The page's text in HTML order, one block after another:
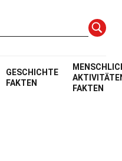
GESCHICHTE
FAKTEN
FAKTEN